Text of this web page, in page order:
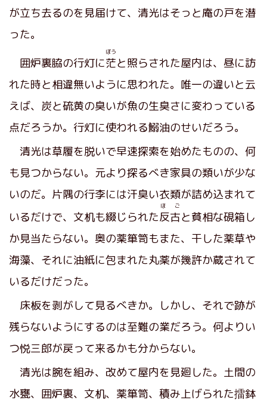
が立ち去るのを見届けて、清光はそっと庵の戸を潜
った。
囲炉裏脇の行灯に茫
ぼう
と照らされた屋内は、昼に訪
れた時と相違無いように思われた。唯一の違いと云
えば、炭と硫黄の臭いが魚の生臭さに変わっている
点だろうか。行灯に使われる鰯油のせいだろう。
清光は草履を脱いで早速探索を始めたものの、何
も見つからない。元より探るべき家具の類いが少な
いのだ。片隅の行李には汗臭い衣類が詰め込まれて
いるだけで、文机も綴じられた反古
ほ ご
と貧相な硯箱し
か見当たらない。奥の薬箪笥もまた、干した薬草や
海藻、それに油紙に包まれた丸薬が幾許か蔵されて
いるだけだった。
床板を剥がして見るべきか。しかし、それで跡が
残らないようにするのは至難の業だろう。何よりい
つ悦三郎が戻って来るかも分からない。
清光は腕を組み、改めて屋内を見廻した。土間の
水甕、囲炉裏、文机、薬箪笥、積み上げられた擂鉢